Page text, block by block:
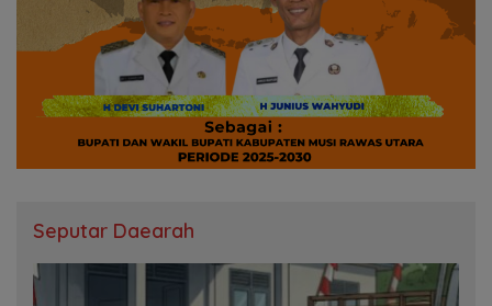
Seputar Daearah